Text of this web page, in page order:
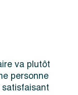
va plutôt
personne